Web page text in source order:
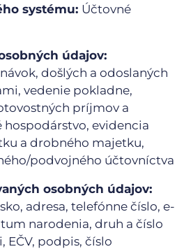
systému: Účtovné
údajov:
došlých a odoslaných
vedenie pokladne,
príjmov a
hospodárstvo, evidencia
a drobného majetku,
podvojného účtovníctva
osobných údajov:
adresa, telefónne číslo, e-
narodenia, druh a číslo
podpis, číslo